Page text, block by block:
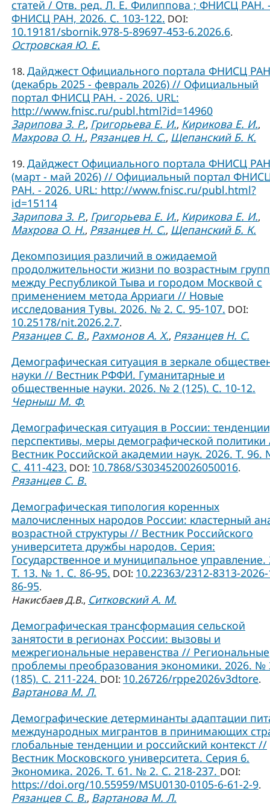
статей / Отв. ред. Л. Е. Филиппова ; ФНИСЦ РАН.
ФНИСЦ РАН, 2026. C. 103-122. DOI:
10.19181/sbornik.978-5-89697-453-6.2026.6.
Островская Ю. Е.
18. Дайджест Официального портала ФНИСЦ РАН
(декабрь 2025 - февраль 2026) // Официальный
портал ФНИСЦ РАН. - 2026. URL:
http://www.fnisc.ru/publ.html?id=14960
Зарипова З. Р., Григорьева Е. И., Кирикова Е. И.,
Махрова О. Н., Рязанцев Н. С., Щепанский Б. К.
19. Дайджест Официального портала ФНИСЦ РАН
(март - май 2026) // Официальный портал
РАН. - 2026. URL: http://www.fnisc.ru/publ.html?
id=15114
Зарипова З. Р., Григорьева Е. И., Кирикова Е. И.,
Махрова О. Н., Рязанцев Н. С., Щепанский Б. К.
Декомпозиция различий в ожидаемой
продолжительности жизни по возрастным
между Республикой Тыва и городом Москвой с
применением метода Арриаги // Новые
исследования Тувы. 2026. № 2. С. 95-107. DOI:
10.25178/nit.2026.2.7.
Рязанцев С. В., Рахмонов А. Х., Рязанцев Н. С.
Демографическая ситуация в зеркале
науки // Вестник РФФИ. Гуманитарные и
общественные науки. 2026. № 2 (125). С. 10-12.
Черныш М. Ф.
Демографическая ситуация в России:
перспективы, меры демографической
Вестник Российской академии наук. 2026. Т. 96.
С. 411-423. DOI: 10.7868/S3034520026050016.
Рязанцев С. В.
Демографическая типология коренных
малочисленных народов России: кластерный
возрастной структуры // Вестник Российского
университета дружбы народов. Серия:
Государственное и муниципальное управление.
Т. 13. № 1. C. 86-95. DOI: 10.22363/2312-8313-
86-95.
Накисбаев Д.В., Ситковский А. М.
Демографическая трансформация сельской
занятости в регионах России: вызовы и
межрегиональные неравенства // Региональные
проблемы преобразования экономики. 2026. №
(185). С. 211-224. DOI: 10.26726/rppe2026v3dtore.
Вартанова М. Л.
Демографические детерминанты адаптации
международных мигрантов в принимающих
глобальные тенденции и российский контекст //
Вестник Московского университета. Серия 6.
Экономика. 2026. Т. 61. № 2. С. 218-237. DOI:
https://doi.org/10.55959/MSU0130-0105-6-61-2-9.
Рязанцев С. В., Вартанова М. Л.